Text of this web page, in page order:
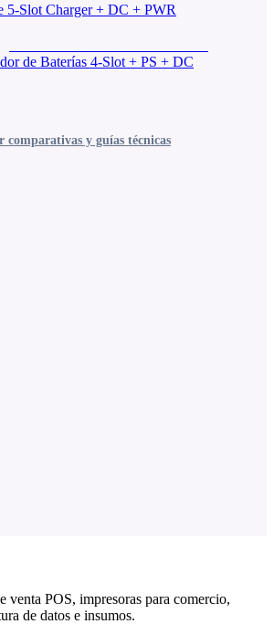
5-Slot Charger + DC + PWR
de Baterías 4-Slot + PS + DC
comparativas y guías técnicas
venta POS, impresoras para comercio,
de datos e insumos.